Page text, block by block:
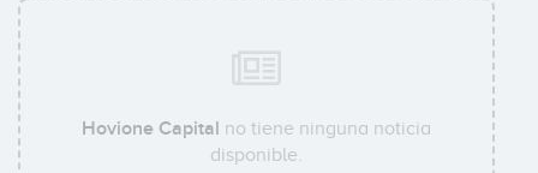
Hovione Capital no tiene ninguna noticia
disponible.